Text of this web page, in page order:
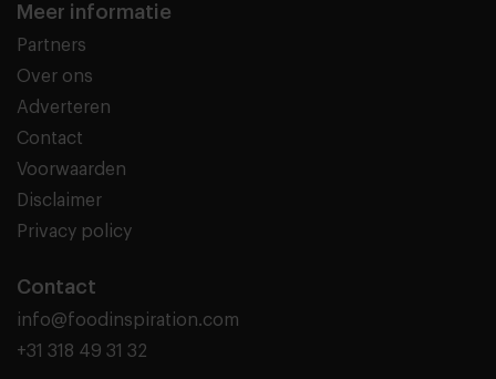
Meer informatie
Partners
Over ons
Adverteren
Contact
Voorwaarden
Disclaimer
Privacy policy
Contact
info@foodinspiration.com
+31 318 49 31 32